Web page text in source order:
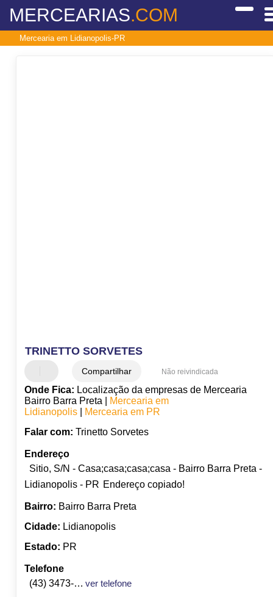
MERCEARIAS.COM
Mercearia em Lidianopolis-PR
TRINETTO SORVETES
Compartilhar Não reivindicada
Onde Fica: Localização da empresas de Mercearia
Bairro Barra Preta |
Mercearia em
Lidianopolis|
Mercearia em PR
Falar com: Trinetto Sorvetes
Endereço
Sitio, S/N - Casa;casa;casa;casa - Bairro Barra Preta -
Lidianopolis - PR Endereço copiado!
Bairro: Bairro Barra Preta
Cidade: Lidianopolis
Estado: PR
Telefone
(43) 3473-1238
ver telefone